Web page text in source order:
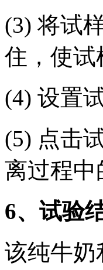
(3) 将试
住，使试
(4) 设置
(5) 点击
离过程中
6、试验
该纯牛奶